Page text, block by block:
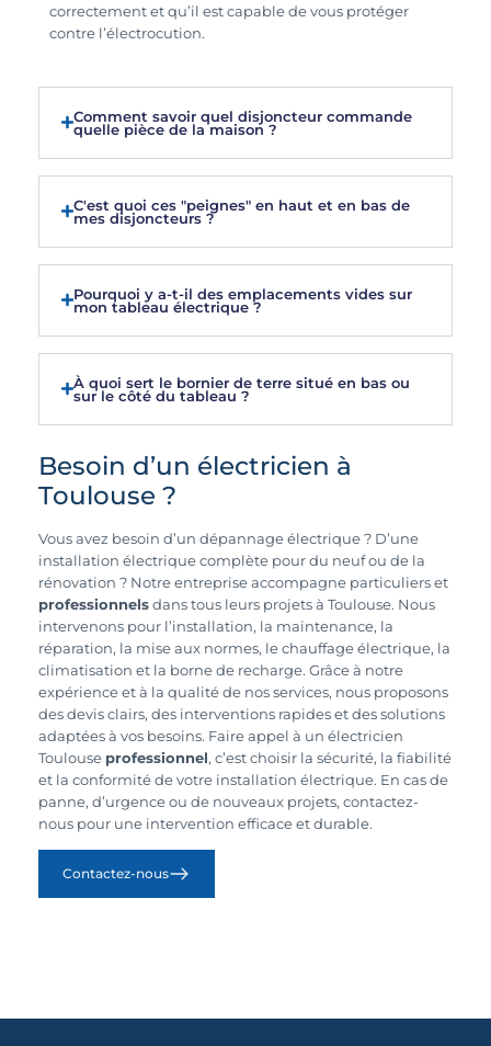
correctement et qu’il est capable de vous protéger
contre l’électrocution.
Comment savoir quel disjoncteur commande
quelle pièce de la maison ?
C'est quoi ces "peignes" en haut et en bas de
mes disjoncteurs ?
Pourquoi y a-t-il des emplacements vides sur
mon tableau électrique ?
À quoi sert le bornier de terre situé en bas ou
sur le côté du tableau ?
Besoin d’un électricien à
Toulouse ?
Vous avez besoin d’un dépannage électrique ? D’une
installation électrique complète pour du neuf ou de la
rénovation ? Notre entreprise accompagne particuliers et
professionnelsdans tous leurs projets à Toulouse. Nous
intervenons pour l’installation, la maintenance, la
réparation, la mise aux normes, le chauffage électrique, la
climatisation et la borne de recharge. Grâce à notre
expérience et à la qualité de nos services, nous proposons
des devis clairs, des interventions rapides et des solutions
adaptées à vos besoins. Faire appel à un électricien
Toulouse professionnel, c’est choisir la sécurité, la fiabilité
et la conformité de votre installation électrique. En cas de
panne, d’urgence ou de nouveaux projets, contactez-
nous pour une intervention efficace et durable.
Contactez-nous